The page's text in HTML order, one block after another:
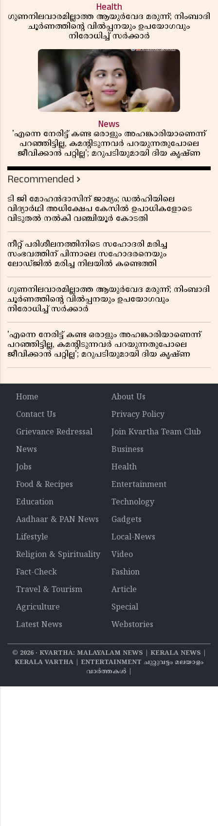
Health
ഗുണനിലവാരമില്ലാത്ത ആയുർവേദ മരുന്ന്; നിംബാദി
ചൂർണത്തിൻ്റെ വിൽപ്പനയും ഉപയോഗവും
നിരോധിച്ച് സർക്കാർ
News
'എന്നെ നേരിട്ട് കണ്ട ഒരാളും അഹങ്കാരിയാണെന്ന്
പറഞ്ഞിട്ടില്ല, കമൻ്റിടുന്നവർ പറയുന്നതുപോലെ
ജീവിക്കാൻ പറ്റില്ല'; മറുപടിയുമായി ദിയ കൃഷ്ണ
Recommended
ടി ജി മോഹൻദാസിന് ജാമ്യം; ഡൽഹിയിലെ
വിദ്യാർഥി അധിക്ഷേപ കേസിൽ ഉപാധികളോടെ
വിടുതൽ നൽകി വഞ്ചിയൂർ കോടതി
നീറ്റ് പരിശീലനത്തിനിടെ സഹോദരി മരിച്ച
സംഭവത്തിന് പിന്നാലെ സഹോദരനെയും
ലോഡ്ജിൽ മരിച്ച നിലയിൽ കണ്ടെത്തി
ഗുണനിലവാരമില്ലാത്ത ആയുർവേദ മരുന്ന്; നിംബാദി
ചൂർണത്തിൻ്റെ വിൽപ്പനയും ഉപയോഗവും
നിരോധിച്ച് സർക്കാർ
'എന്നെ നേരിട്ട് കണ്ട ഒരാളും അഹങ്കാരിയാണെന്ന്
പറഞ്ഞിട്ടില്ല, കമൻ്റിടുന്നവർ പറയുന്നതുപോലെ
ജീവിക്കാൻ പറ്റില്ല'; മറുപടിയുമായി ദിയ കൃഷ്ണ
Home
About Us
Contact Us
Privacy Policy
Grievance Redressal
Join Kvartha Team Club
News
Business
Jobs
Health
Food & Recipes
Entertainment
Education
Technology
Aadhaar & PAN News
Gadgets
Lifestyle
Local-News
Religion & Spirituality
Video
Fact-Check
Fashion
Travel & Tourism
Article
Agriculture
Special
Latest News
Webstories
© 2026‧ KVARTHA: MALAYALAM NEWS | KERALA NEWS |
KERALA VARTHA | ENTERTAINMENT ചുറ്റുവട്ടം മലയാളം
വാര്‍ത്തകൾ |